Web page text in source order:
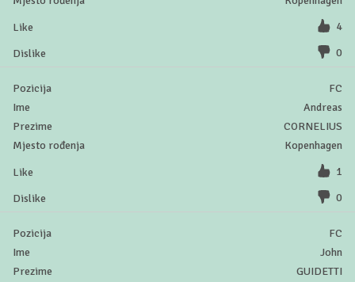
4
0
FC
Andreas
CORNELIUS
Kopenhagen
1
0
FC
John
GUIDETTI